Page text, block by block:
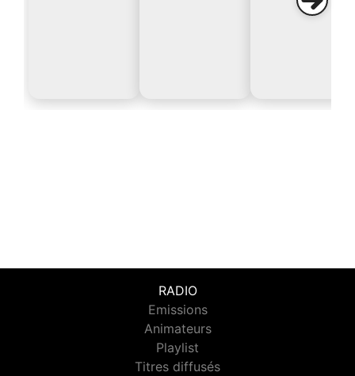
RADIO
Emissions
Animateurs
Playlist
Titres diffusés